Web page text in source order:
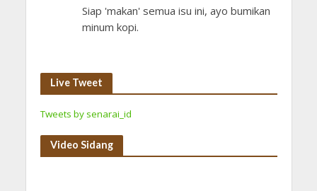
Siap 'makan' semua isu ini, ayo bumikan
minum kopi.
Live Tweet
Tweets by senarai_id
Video Sidang